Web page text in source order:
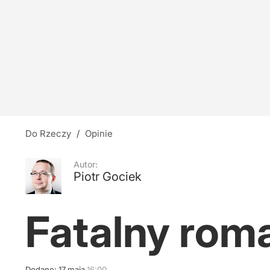
7
Do Rzeczy / Opinie
Autor:
Piotr Gociek
Fatalny